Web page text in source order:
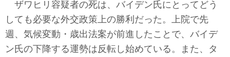
ザワヒリ容疑者の死は、バイデン氏にとってどう
しても必要な外交政策上の勝利だった。上院で先
週、気候変動・歳出法案が前進したことで、バイデ
ン氏の下降する運勢は反転し始めている。また、タ